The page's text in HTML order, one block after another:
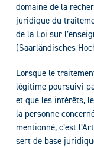
domaine de la
juridique du
de la Loi sur
(Saarländisches
Lorsque le
légitime poursuivi
et que les intérêts,
la personne
mentionné, c’est
sert de base